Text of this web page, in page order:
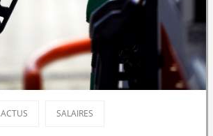
ACTUS SALAIRES